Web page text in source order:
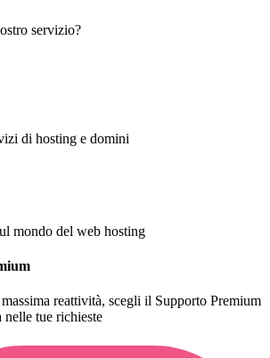
servizio?
di hosting e domini
mondo del web hosting
reattività, scegli il Supporto Premium
tue richieste